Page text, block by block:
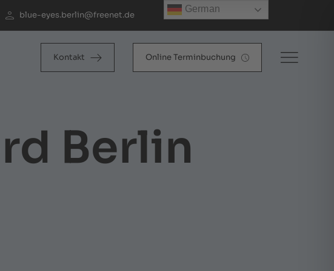
blue-eyes.berlin@freenet.de
Kontakt Online Terminbuchung
Berlin
German